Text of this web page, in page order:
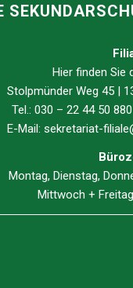
Hier finden Sie
Stolpmünder Weg 45 |
Tel.: 030 – 22 44 50
E-Mail: sekretariat-
Montag, Dienstag,
Mittwoch +